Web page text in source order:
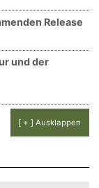
Release
und der
[ + ] Ausklappen